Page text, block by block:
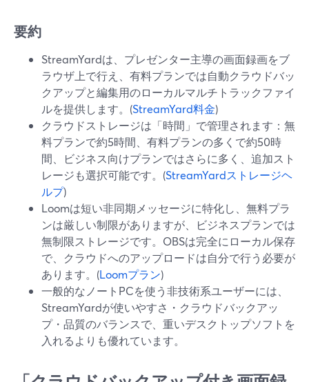
要約
StreamYardは、プレゼンター主導の画面録画をブ
ラウザ上で行え、有料プランでは自動クラウドバッ
クアップと編集用のローカルマルチトラックファイ
ルを提供します。(StreamYard料金)
クラウドストレージは「時間」で管理されます：無
料プランで約5時間、有料プランの多くで約50時
間、ビジネス向けプランではさらに多く、追加スト
レージも選択可能です。(StreamYardストレージヘ
ルプ)
Loomは短い非同期メッセージに特化し、無料プラ
ンは厳しい制限がありますが、ビジネスプランでは
無制限ストレージです。OBSは完全にローカル保存
で、クラウドへのアップロードは自分で行う必要が
あります。(Loomプラン)
一般的なノートPCを使う非技術系ユーザーには、
StreamYardが使いやすさ・クラウドバックアッ
プ・品質のバランスで、重いデスクトップソフトを
入れるよりも優れています。